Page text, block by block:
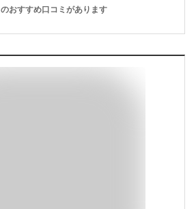
のおすすめ口コミがあります